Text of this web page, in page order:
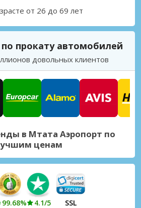
от 26 до 69 лет
прокату автомобилей
довольных клиентов
в Мтата Аэропорт по
ценам
99.68% 4.1/5 SSL